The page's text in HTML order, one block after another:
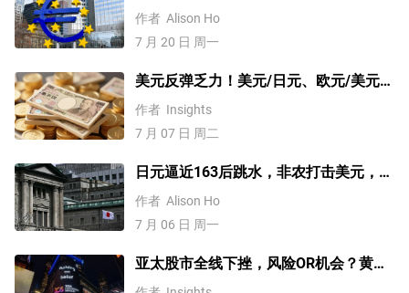
何去何从？【外汇周报】
作者 Alison Ho
7 月 20 日 周一
美元反弹乏力！美元/日元、欧元/美元、
澳元/美元、黄金技术分析
作者 Insights
7 月 07 日 周二
日元逼近163后跳水，非农打击美元，未
来走势如何？【外汇周报】
作者 Alison Ho
7 月 06 日 周一
亚太股市全线下挫，风险OR机会？黄
金、美元、澳元/美元、纳指100技术分